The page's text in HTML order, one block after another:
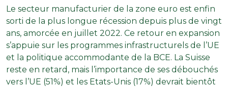
Le secteur manufacturier de la zone euro est enfin
sorti de la plus longue récession depuis plus de vingt
ans, amorcée en juillet 2022. Ce retour en expansion
s’appuie sur les programmes infrastructurels de l’UE
et la politique accommodante de la BCE. La Suisse
reste en retard, mais l’importance de ses débouchés
vers l’UE (51%) et les Etats-Unis (17%) devrait bientôt